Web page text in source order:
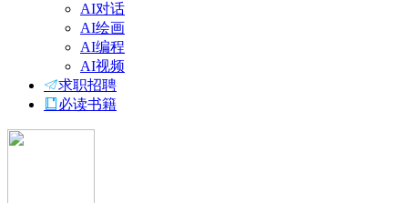
AI对话
AI绘画
AI编程
AI视频
求职招聘
必读书籍